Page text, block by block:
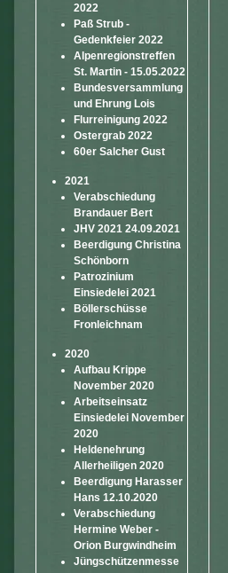
2022
Paß Strub -
Gedenkfeier 2022
Alpenregionstreffen
St. Martin - 15.05.2022
Bundesversammlung
und Ehrung Lois
Flurreinigung 2022
Ostergrab 2022
60er Salcher Gust
2021
Verabschiedung
Brandauer Bert
JHV 2021 24.09.2021
Beerdigung Christina
Schönborn
Patrozinium
Einsiedelei 2021
Böllerschüsse
Fronleichnam
2020
Aufbau Krippe
November 2020
Arbeitseinsatz
Einsiedelei November
2020
Heldenehrung
Allerheiligen 2020
Beerdigung Harasser
Hans 12.10.2020
Verabschiedung
Hermine Weber -
Orion Burgwindheim
Jüngschützenmesse